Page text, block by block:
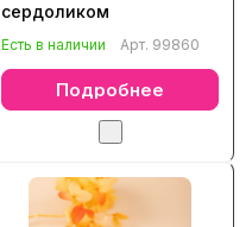
сердоликом
Есть в наличии Арт. 99860
Подробнее